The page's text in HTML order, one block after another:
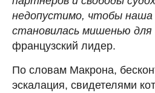
недопустимо, чтобы наша
становилась мишенью
французский лидер.
По словам Макрона,
эскалация, свидетелями